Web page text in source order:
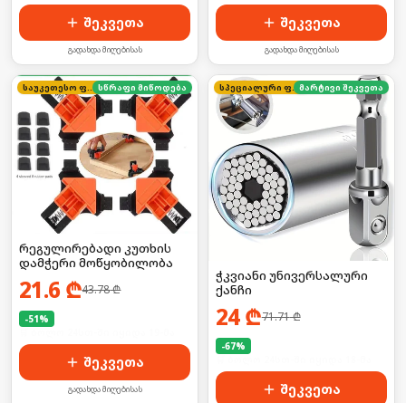
შეკვეთა
გადახდა მიღებისას
შეკვეთა
გადახდა მიღებისას
საუკეთესო ფასი სწრაფი მიწოდება
რეგულირებადი კუთხის
დამჭერი მოწყობილობა
21.6 ₾43.78₾
-51%
შეკვეთა
გადახდა მიღებისას
სპეციალური ფასიმარტივი შეკვეთა
ჭკვიანი უნივერსალური
ქანჩი
24₾71.71₾
-67%
შეკვეთა